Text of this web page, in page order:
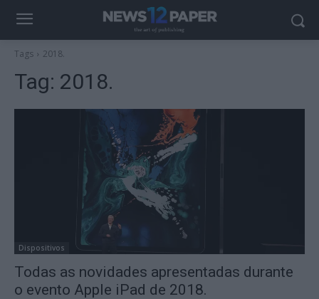
Tags 2018.
Tag: 2018.
Dispositivos
Todas as novidades apresentadas durante
o evento Apple iPad de 2018.